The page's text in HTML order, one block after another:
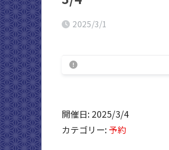
2025/3/1
開催日: 2025/3/4
カテゴリー: 予約